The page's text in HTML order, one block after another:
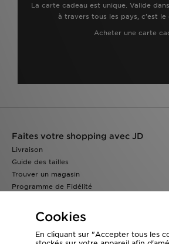
La carte cadeau est unique. Valide
à travers tous les pays, c'est le
Acheter une carte
Faites votre shopping avec JD
Livraison
Guide des tailles
Trouver un magasin
Programme de Fidélité
JD BlogCookies
En cliquant sur "Accepter tous les